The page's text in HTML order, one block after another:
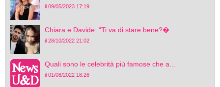
il 09/05/2023 17:19
Chiara e Davide: “Ti va di stare bene?�...
il 28/10/2022 21:02
Quali sono le celebrità più famose che a...
il 01/08/2022 18:26